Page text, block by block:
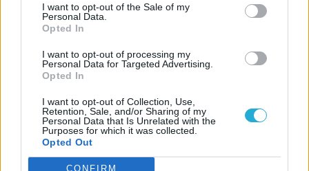
I want to opt-out of the Sale of my
Personal Data.
Opted In
I want to opt-out of processing my
Personal Data for Targeted Advertising.
Opted In
I want to opt-out of Collection, Use,
Retention, Sale, and/or Sharing of my
Personal Data that Is Unrelated with the
Purposes for which it was collected.
Opted Out
CONFIRM